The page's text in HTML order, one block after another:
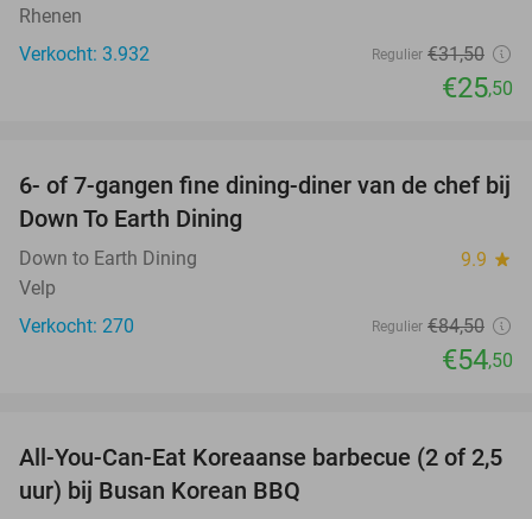
Rhenen
Verkocht: 3.932
Regulier €31,50
€25,50
36%
6- of 7-gangen fine dining-diner van de chef bij
Down To Earth Dining
Down to Earth Dining 9.9 star
Velp
Verkocht: 270
Regulier €84,50
€54,50
30%
All-You-Can-Eat Koreaanse barbecue (2 of 2,5
uur) bij Busan Korean BBQ